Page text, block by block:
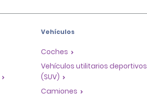
Vehículos
Coches
Vehículos utilitarios deportivos
(SUV)
Camiones